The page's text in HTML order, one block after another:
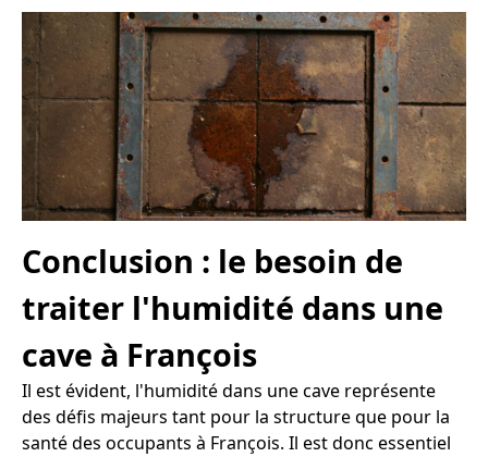
Conclusion : le besoin de
traiter l'humidité dans une
cave à François
Il est évident, l'humidité dans une cave représente
des défis majeurs tant pour la structure que pour la
santé des occupants à François. Il est donc essentiel